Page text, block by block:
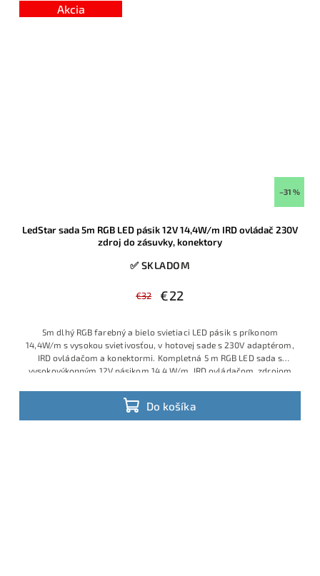
Akcia
–31 %
LedStar sada 5m RGB LED pásik 12V 14,4W/m IRD ovládač 230V
zdroj do zásuvky, konektory
✅ SKLADOM
€32 €22
Do košíka
5m dlhý RGB farebný a bielo svietiaci LED pásik s príkonom
14,4W/m s vysokou svietivosťou, v hotovej sade s 230V adaptérom,
IRD ovládačom a konektormi. Kompletná 5 m RGB LED sada s
vysokovýkonným 12V pásikom 14,4 W/m, IRD ovládačom, zdrojom
profesionálny LED pásik s hustými diódami, značkovými čipmi
Sanan a pevným PCB podkladom s vyšším množstvom medi, vďaka
čomu lepšie znáša spájkovanie, menej sa prehrieva a je vhodný aj